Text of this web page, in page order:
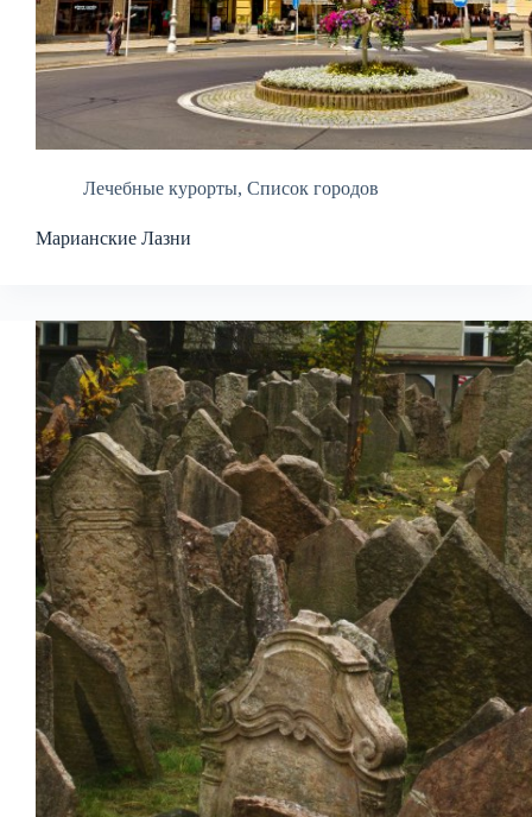
Лечебные курорты, Список городов
Марианские Лазни